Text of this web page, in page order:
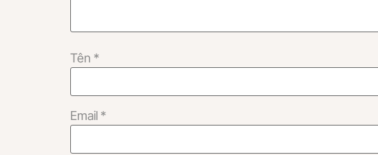
Tên *
Email *